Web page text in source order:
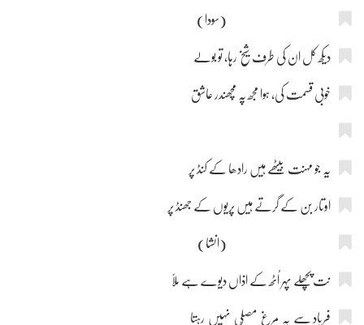
(سودا)
دیکھ کل ان کی طرف شیخ رہا، تو بولے
خوبی قسمت کی، ہوا مجھ پہ مچھندر عاشق
یہ جو مہنت بیٹھے ہیں رادھا کے کنڈ پر
اوتار بن کے گرتے ہیں پریوں کے جھنڈ پر
(انشا)
نت پچھلے پہر اُٹھ کے اذاں دیوے ہے ملّا
فریاد سے یہ مرغِ مصلّی نہیں رہتا